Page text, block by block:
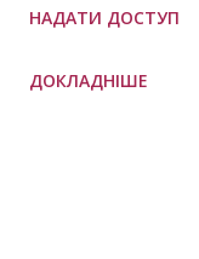
Это техника
(пример чистого
НАДАТИ ДОСТУП
ДОКЛАДНІШЕ